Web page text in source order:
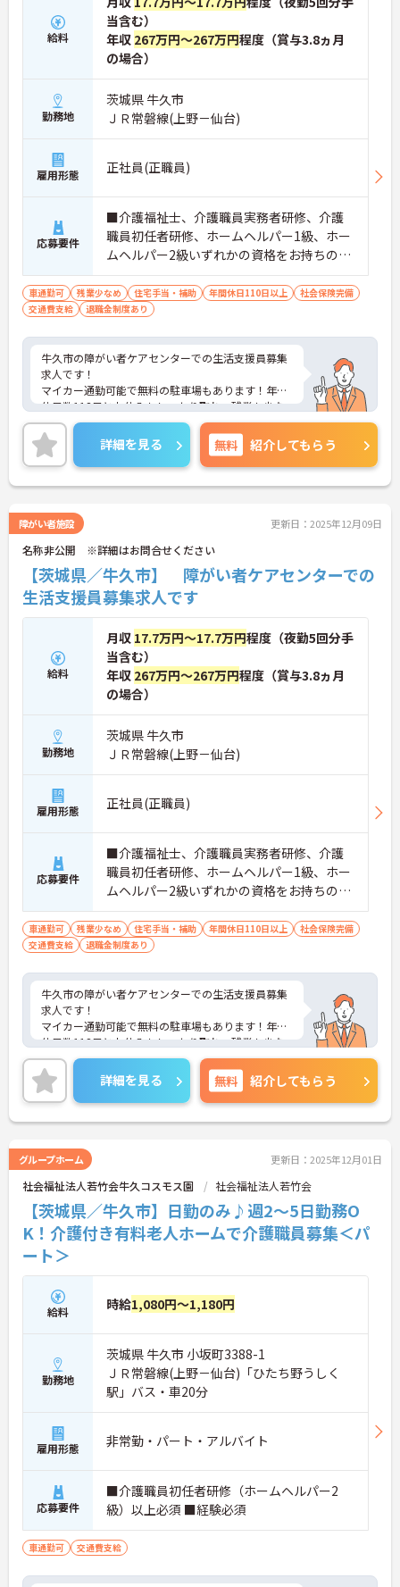
給料
当含む）
年収 267万円～267万円程度（賞与3.8ヵ月
の場合）
勤務地
茨城県 牛久市
ＪＲ常磐線(上野－仙台)
雇用形態 正社員(正職員)
応募要件
■介護福祉士、介護職員実務者研修、介護
職員初任者研修、ホームヘルパー1級、ホー
ムヘルパー2級いずれかの資格をお持ちの
方 ※無資格応相談
車通勤可 残業少なめ 住宅手当・補助 年間休日110日以上
社会保険完備
交通費支給
退職金制度あり
牛久市の障がい者ケアセンターでの生活支援員募集
求人です！
マイカー通勤可能で無料の駐車場もあります！年間
休日数118日とお休みもしっかり取れ、残業も少な
いのでプライベートとの両立をしながら働ける職場
です！
ご興味ある方には、面接のポイントなど、さらに詳
細をお話致しますのでお気軽にご相談ください。
詳細を見る 無料 紹介してもらう
障がい者施設 更新日：2025年12月09日
名称非公開 ※詳細はお問合せください
【茨城県／牛久市】 障がい者ケアセンターでの
生活支援員募集求人です
給料
月収 17.7万円～17.7万円程度（夜勤5回分手
当含む）
年収 267万円～267万円程度（賞与3.8ヵ月
の場合）
勤務地
茨城県 牛久市
ＪＲ常磐線(上野－仙台)
雇用形態 正社員(正職員)
応募要件
■介護福祉士、介護職員実務者研修、介護
職員初任者研修、ホームヘルパー1級、ホー
ムヘルパー2級いずれかの資格をお持ちの
方 ※無資格応相談
車通勤可 残業少なめ 住宅手当・補助 年間休日110日以上
社会保険完備
交通費支給
退職金制度あり
牛久市の障がい者ケアセンターでの生活支援員募集
求人です！
マイカー通勤可能で無料の駐車場もあります！年間
休日数118日とお休みもしっかり取れ、残業も少な
いのでプライベートとの両立をしながら働ける職場
です！
ご興味ある方には、面接のポイントなど、さらに詳
細をお話致しますのでお気軽にご相談ください。
詳細を見る 無料 紹介してもらう
グループホーム 更新日：2025年12月01日
社会福祉法人若竹会牛久コスモス園 社会福祉法人若竹会
【茨城県／牛久市】日勤のみ♪週2～5日勤務O
K！介護付き有料老人ホームで介護職員募集＜パ
ート＞
給料 時給1,080円～1,180円
勤務地
茨城県 牛久市 小坂町3388-1
ＪＲ常磐線(上野－仙台)「ひたち野うしく
駅」バス・車20分
雇用形態 非常勤・パート・アルバイト
応募要件
■介護職員初任者研修（ホームヘルパー2
級）以上必須 ■経験必須
車通勤可 交通費支給